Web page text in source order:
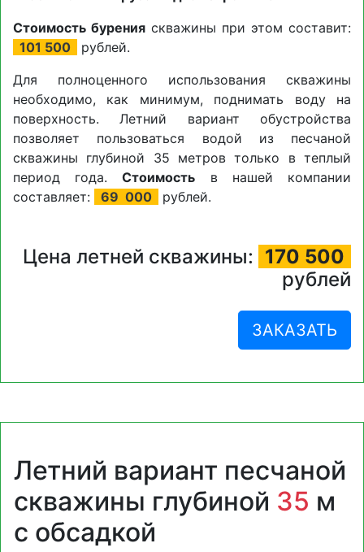
Стоимость бурения скважины при этом составит:
101 500
рублей.
Для полноценного использования скважины
необходимо, как минимум, поднимать воду на
поверхность. Летний вариант обустройства
позволяет пользоваться водой из песчаной
скважины глубиной 35 метров только в теплый
период года.Стоимость в нашей компании
составляет:
69 000 рублей.
Цена летней скважины: 170 500
рублей
ЗАКАЗАТЬ
Летний вариант песчаной
скважины глубиной 35 м
с обсадкой